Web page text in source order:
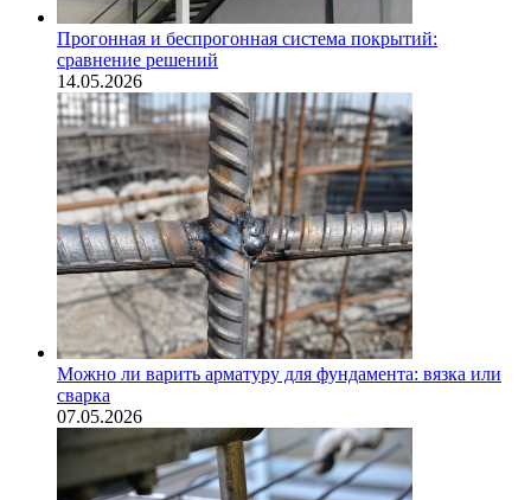
Прогонная и беспрогонная система покрытий:
сравнение решений
14.05.2026
Можно ли варить арматуру для фундамента: вязка или
сварка
07.05.2026